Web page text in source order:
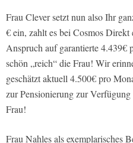
Frau Clever setzt nun also Ihr
€ ein, zahlt es bei Cosmos
Anspruch auf garantierte 4.439€
schön „reich“ die Frau! Wir
geschätzt aktuell 4.500€ pro
zur Pensionierung zur
Frau!
Frau Nahles als exemplarisches